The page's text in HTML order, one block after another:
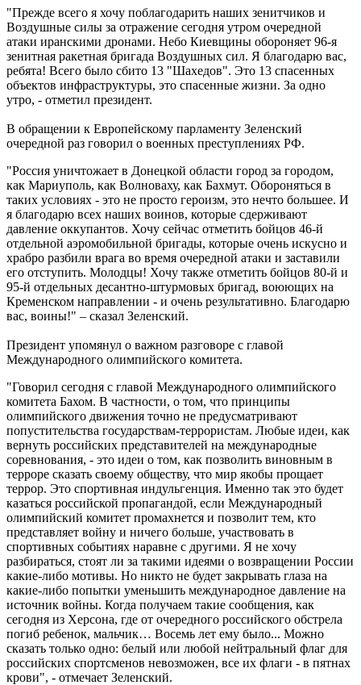
"Прежде всего я хочу поблагодарить наших зенитчиков и
Воздушные силы за отражение сегодня утром очередной
атаки иранскими дронами. Небо Киевщины обороняет 96-я
зенитная ракетная бригада Воздушных сил. Я благодарю вас,
ребята! Всего было сбито 13 "Шахедов". Это 13 спасенных
объектов инфраструктуры, это спасенные жизни. За одно
утро, - отметил президент.
В обращении к Европейскому парламенту Зеленский
очередной раз говорил о военных преступлениях РФ.
"Россия уничтожает в Донецкой области город за городом,
как Мариуполь, как Волноваху, как Бахмут. Обороняться в
таких условиях - это не просто героизм, это нечто большее. И
я благодарю всех наших воинов, которые сдерживают
давление оккупантов. Хочу сейчас отметить бойцов 46-й
отдельной аэромобильной бригады, которые очень искусно и
храбро разбили врага во время очередной атаки и заставили
его отступить. Молодцы! Хочу также отметить бойцов 80-й и
95-й отдельных десантно-штурмовых бригад, воюющих на
Кременском направлении - и очень результативно. Благодарю
вас, воины!" – сказал Зеленский.
Президент упомянул о важном разговоре с главой
Международного олимпийского комитета.
"Говорил сегодня с главой Международного олимпийского
комитета Бахом. В частности, о том, что принципы
олимпийского движения точно не предусматривают
попустительства государствам-террористам. Любые идеи, как
вернуть российских представителей на международные
соревнования, - это идеи о том, как позволить виновным в
терроре сказать своему обществу, что мир якобы прощает
террор. Это спортивная индульгенция. Именно так это будет
казаться российской пропагандой, если Международный
олимпийский комитет промахнется и позволит тем, кто
представляет войну и ничего больше, участвовать в
спортивных событиях наравне с другими. Я не хочу
разбираться, стоят ли за такими идеями о возвращении России
какие-либо мотивы. Но никто не будет закрывать глаза на
какие-либо попытки уменьшить международное давление на
источник войны. Когда получаем такие сообщения, как
сегодня из Херсона, где от очередного российского обстрела
погиб ребенок, мальчик… Восемь лет ему было... Можно
сказать только одно: белый или любой нейтральный флаг для
российских спортсменов невозможен, все их флаги - в пятнах
крови", - отмечает Зеленский.